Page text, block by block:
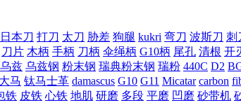
日本刀 打刀 太刀 胁差 狗腿 kukri 弯刀 波斯刀 刺
刀片 木柄 手柄 刀柄 伞绳柄 G10柄 尾孔 清根 开
乌兹 乌兹钢 粉末钢 瑞典粉末钢 瑞粉 440C D2
马 钛马士革 damascus G10 G11 Micatar carbon
铁 皮铁 心铁 地肌 研磨 多段 平磨 凹磨 砂带机